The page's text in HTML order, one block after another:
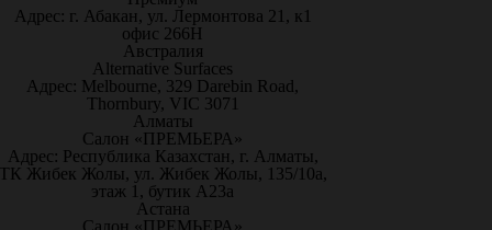
Адрес: г. Абакан, ул. Лермонтова 21, к1
офис 266Н
Австралия
Alternative Surfaces
Адрес: Melbourne, 329 Darebin Road,
Thornbury, VIC 3071
Алматы
Салон «ПРЕМЬЕРА»
Адрес: Республика Казахстан, г. Алматы,
Жибек Жолы, ул. Жибек Жолы, 135/10а,
этаж 1, бутик А23а
Астана
Салон «ПРЕМЬЕРА»